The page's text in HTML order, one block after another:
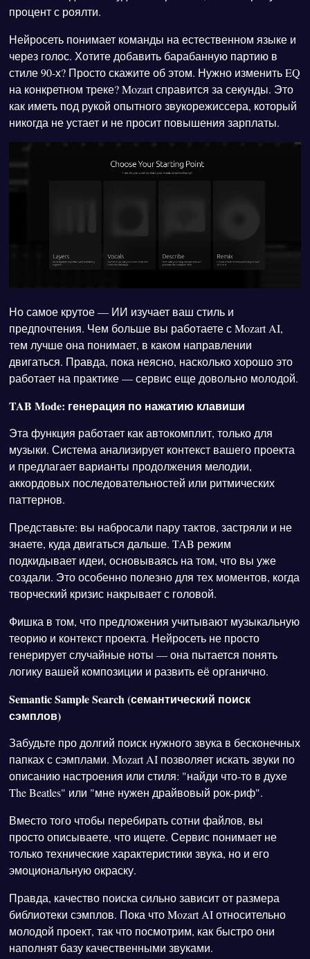
процент с роялти.
Нейросеть понимает команды на естественном языке и
через голос. Хотите добавить барабанную партию в
стиле 90-х? Просто скажите об этом. Нужно изменить EQ
на конкретном треке? Mozart справится за секунды. Это
как иметь под рукой опытного звукорежиссера, который
никогда не устает и не просит повышения зарплаты.
Но самое крутое — ИИ изучает ваш стиль и
предпочтения. Чем больше вы работаете с Mozart AI,
тем лучше она понимает, в каком направлении
двигаться. Правда, пока неясно, насколько хорошо это
работает на практике — сервис еще довольно молодой.
TAB Mode: генерация по нажатию клавиши
Эта функция работает как автокомплит, только для
музыки. Система анализирует контекст вашего проекта
и предлагает варианты продолжения мелодии,
аккордовых последовательностей или ритмических
паттернов.
Представьте: вы набросали пару тактов, застряли и не
знаете, куда двигаться дальше. TAB режим
подкидывает идеи, основываясь на том, что вы уже
создали. Это особенно полезно для тех моментов, когда
творческий кризис накрывает с головой.
Фишка в том, что предложения учитывают музыкальную
теорию и контекст проекта. Нейросеть не просто
генерирует случайные ноты — она пытается понять
логику вашей композиции и развить её органично.
Semantic Sample Search (семантический поиск
сэмплов)
Забудьте про долгий поиск нужного звука в бесконечных
папках с сэмплами. Mozart AI позволяет искать звуки по
описанию настроения или стиля: "найди что-то в духе
The Beatles" или "мне нужен драйвовый рок-риф".
Вместо того чтобы перебирать сотни файлов, вы
просто описываете, что ищете. Сервис понимает не
только технические характеристики звука, но и его
эмоциональную окраску.
Правда, качество поиска сильно зависит от размера
библиотеки сэмплов. Пока что Mozart AI относительно
молодой проект, так что посмотрим, как быстро они
наполнят базу качественными звуками.